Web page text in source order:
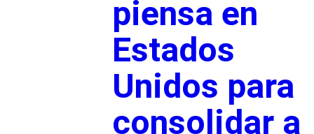
piensa en
Estados
Unidos para
consolidar a